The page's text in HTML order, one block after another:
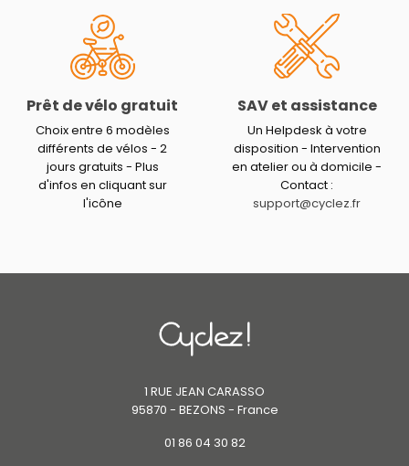
Prêt de vélo gratuit
Choix entre 6 modèles
différents de vélos - 2
jours gratuits - Plus
d'infos en cliquant sur
l'icône
SAV et assistance
Un Helpdesk à votre
disposition - Intervention
en atelier ou à domicile -
Contact :
support@cyclez.fr
1 RUE JEAN CARASSO
95870 - BEZONS - France
01 86 04 30 82